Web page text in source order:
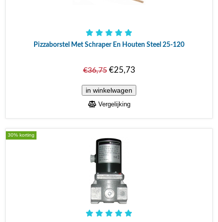
Pizzaborstel Met Schraper En Houten Steel 25-120
€36,75€25,73
Vergelijking
30% korting